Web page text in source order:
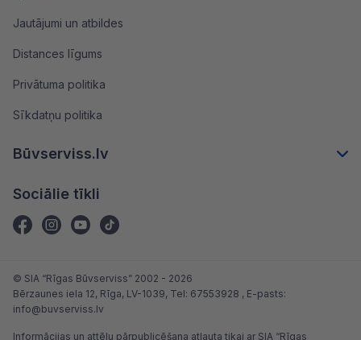
Jautājumi un atbildes
Distances līgums
Privātuma politika
Sīkdatņu politika
Būvserviss.lv
Sociālie tīkli
© SIA “Rīgas Būvserviss” 2002 - 2026
Bērzaunes iela 12, Rīga, LV-1039, Tel: 67553928 , E-pasts:
info@buvserviss.lv
Informācijas un attēlu pārpublicēšana atļauta tikai ar SIA “Rīgas